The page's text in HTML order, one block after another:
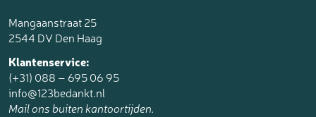
Mangaanstraat 25
2544 DV Den Haag
Klantenservice:
(+31) 088 – 695 06 95
info@123bedankt.nl
Mail ons buiten kantoortijden.